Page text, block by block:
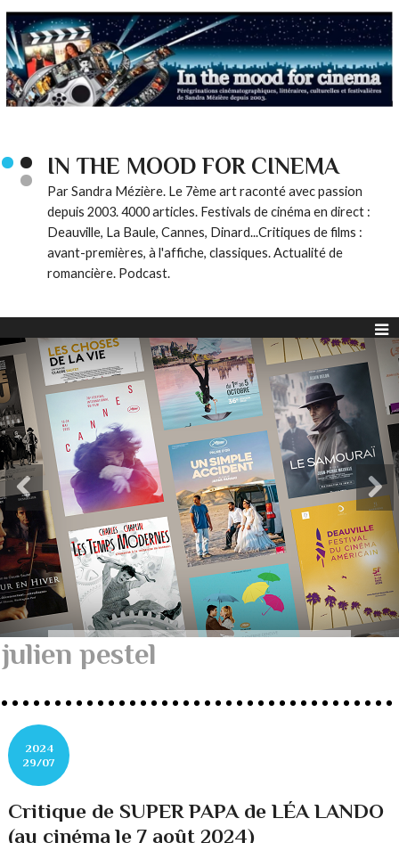
IN THE MOOD FOR CINEMA
Par Sandra Mézière. Le 7ème art raconté avec passion
depuis 2003. 4000 articles. Festivals de cinéma en direct :
Deauville, La Baule, Cannes, Dinard...Critiques de films :
avant-premières, à l'affiche, classiques. Actualité de
romancière. Podcast.
julien pestel
2024
29/07
Critique de SUPER PAPA de LÉA LANDO
(au cinéma le 7 août 2024)